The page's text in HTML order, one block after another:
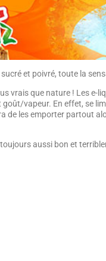
et poivré, toute la
vrais que nature ! Les e-
vapeur. En effet, se
de les emporter partout
aussi bon et